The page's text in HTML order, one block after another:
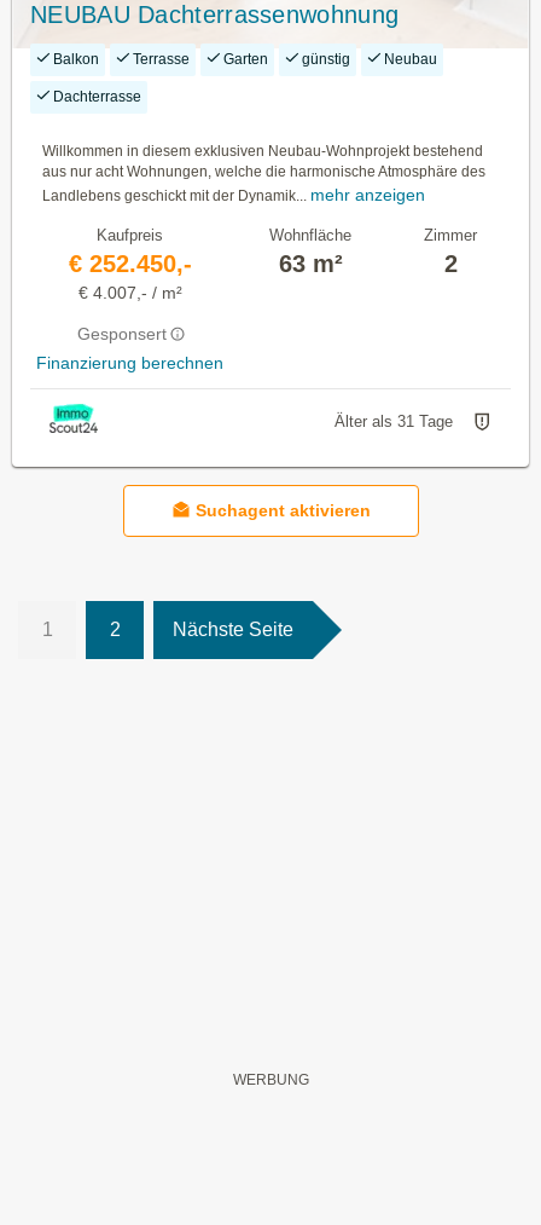
NEUBAU Dachterrassenwohnung
Balkon Terrasse Garten günstig Neubau
Dachterrasse
Willkommen in diesem exklusiven Neubau-Wohnprojekt bestehend
aus nur acht Wohnungen, welche die harmonische Atmosphäre des
Landlebens geschickt mit der Dynamik...
mehr anzeigen
Kaufpreis
€ 252.450,-
€ 4.007,- / m²
Gesponsert
Finanzierung berechnen
Wohnfläche
63 m²
Zimmer
2
Älter als 31 Tage
Suchagent aktivieren
1 2 Nächste Seite